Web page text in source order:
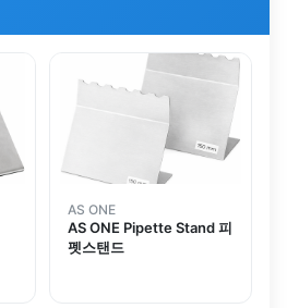
AS ONE
AS ONE Pipette Stand 피
펫스탠드